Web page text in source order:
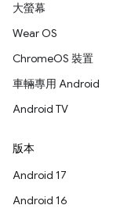
大螢幕
Wear OS
ChromeOS 裝置
車輛專用 Android
Android TV
版本
Android 17
Android 16